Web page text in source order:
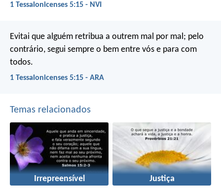
1 Tessalonicenses 5:15 - NVI
Evitai que alguém retribua a outrem mal por mal; pelo
contrário, segui sempre o bem entre vós e para com
todos.
1 Tessalonicenses 5:15 - ARA
Temas relacionados
Irrepreensível Justiça